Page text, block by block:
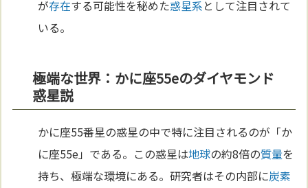
が存在する可能性を秘めた惑星系として注目されて
いる。
極端な世界：かに座55eのダイヤモンド
惑星説
かに座55番星の惑星の中で特に注目されるのが「か
に座55e」である。この惑星は地球の約8倍の質量を
持ち、極端な環境にある。研究者はその内部に炭素